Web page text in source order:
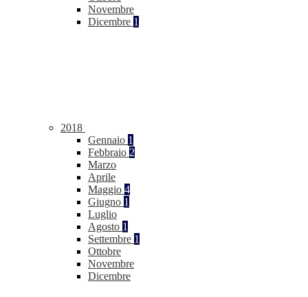
Novembre
Dicembre 1
2018
Gennaio 1
Febbraio 2
Marzo
Aprile
Maggio 4
Giugno 1
Luglio
Agosto 1
Settembre 1
Ottobre
Novembre
Dicembre